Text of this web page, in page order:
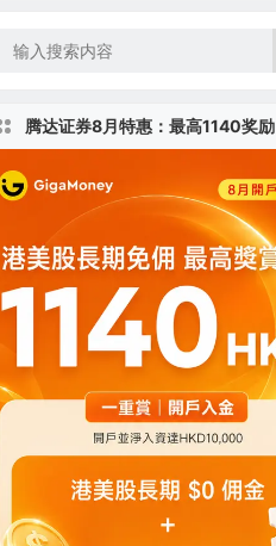
腾达证券8月特惠：最高1140奖励